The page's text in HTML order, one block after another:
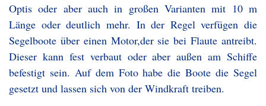
Optis oder aber auch in großen Varianten mit 10 m
Länge oder deutlich mehr. In der Regel verfügen die
Segelboote über einen Motor,der sie bei Flaute antreibt.
Dieser kann fest verbaut oder aber außen am Schiffe
befestigt sein. Auf dem Foto habe die Boote die Segel
gesetzt und lassen sich von der Windkraft treiben.